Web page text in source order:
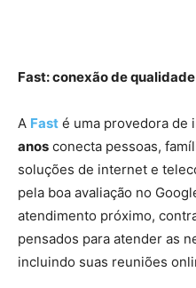
Fast: conexão de
A Fast é uma provedora de
anos conecta pessoas,
soluções de internet e
pela boa avaliação no
atendimento próximo,
pensados para atender as
incluindo suas reuniões